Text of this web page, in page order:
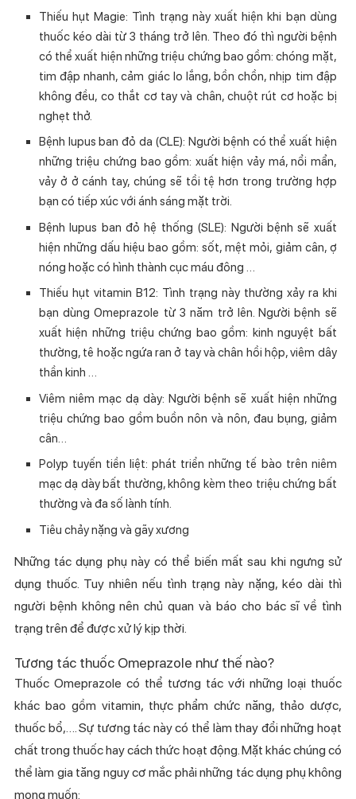
Thiếu hụt Magie: Tình trạng này xuất hiện khi bạn dùng
thuốc kéo dài từ 3 tháng trở lên. Theo đó thì người bệnh
có thể xuất hiện những triệu chứng bao gồm: chóng mặt,
tim đập nhanh, cảm giác lo lắng, bồn chồn, nhịp tim đập
không đều, co thắt cơ tay và chân, chuột rút cơ hoặc bị
nghẹt thở.
Bệnh lupus ban đỏ da (CLE): Người bệnh có thể xuất hiện
những triệu chứng bao gồm: xuất hiện vảy má, nổi mẩn,
vảy ở ở cánh tay, chúng sẽ tồi tệ hơn trong trường hợp
bạn có tiếp xúc với ánh sáng mặt trời.
Bệnh lupus ban đỏ hệ thống (SLE): Người bệnh sẽ xuất
hiện những dấu hiệu bao gồm: sốt, mệt mỏi, giảm cân, ợ
nóng hoặc có hình thành cục máu đông …
Thiếu hụt vitamin B12: Tình trạng này thường xảy ra khi
bạn dùng Omeprazole từ 3 năm trở lên. Người bệnh sẽ
xuất hiện những triệu chứng bao gồm: kinh nguyệt bất
thường, tê hoặc ngứa ran ở tay và chân hồi hộp, viêm dây
thần kinh …
Viêm niêm mạc dạ dày: Người bệnh sẽ xuất hiện những
triệu chứng bao gồm buồn nôn và nôn, đau bụng, giảm
cân…
Polyp tuyến tiền liệt: phát triển những tế bào trên niêm
mạc dạ dày bất thường, không kèm theo triệu chứng bất
thường và đa số lành tính.
Tiêu chảy nặng và gãy xương
Những tác dụng phụ này có thể biến mất sau khi ngưng sử
dụng thuốc. Tuy nhiên nếu tình trạng này nặng, kéo dài thì
người bệnh không nên chủ quan và báo cho bác sĩ về tình
trạng trên để được xử lý kịp thời.
Tương tác thuốc Omeprazole như thế nào?
Thuốc Omeprazole có thể tương tác với những loại thuốc
khác bao gồm vitamin, thực phẩm chức năng, thảo dược,
thuốc bổ,…. Sự tương tác này có thể làm thay đổi những hoạt
chất trong thuốc hay cách thức hoạt động. Mặt khác chúng có
thể làm gia tăng nguy cơ mắc phải những tác dụng phụ không
mong muốn: